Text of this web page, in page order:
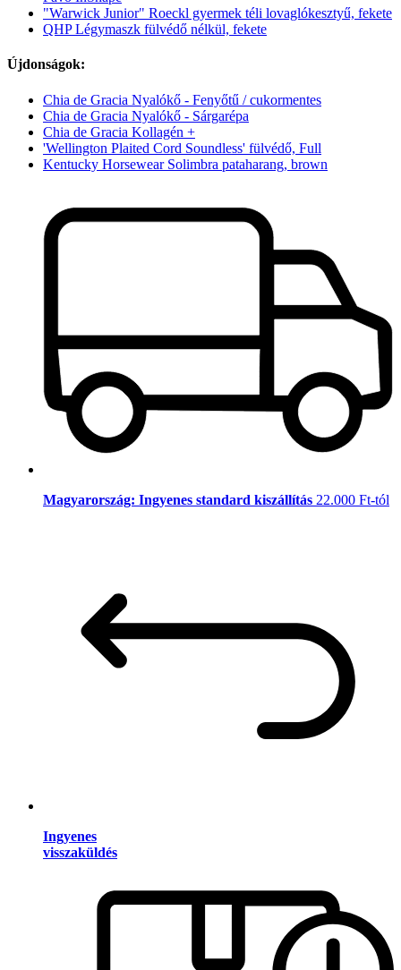
"Warwick Junior" Roeckl gyermek téli lovaglókesztyű, fekete
QHP Légymaszk fülvédő nélkül, fekete
Újdonságok:
Chia de Gracia Nyalókő - Fenyőtű / cukormentes
Chia de Gracia Nyalókő - Sárgarépa
Chia de Gracia Kollagén +
'Wellington Plaited Cord Soundless' fülvédő, Full
Kentucky Horsewear Solimbra pataharang, brown
Magyarország: Ingyenes standard kiszállítás 22.000 Ft-tól
Ingyenes
visszaküldés